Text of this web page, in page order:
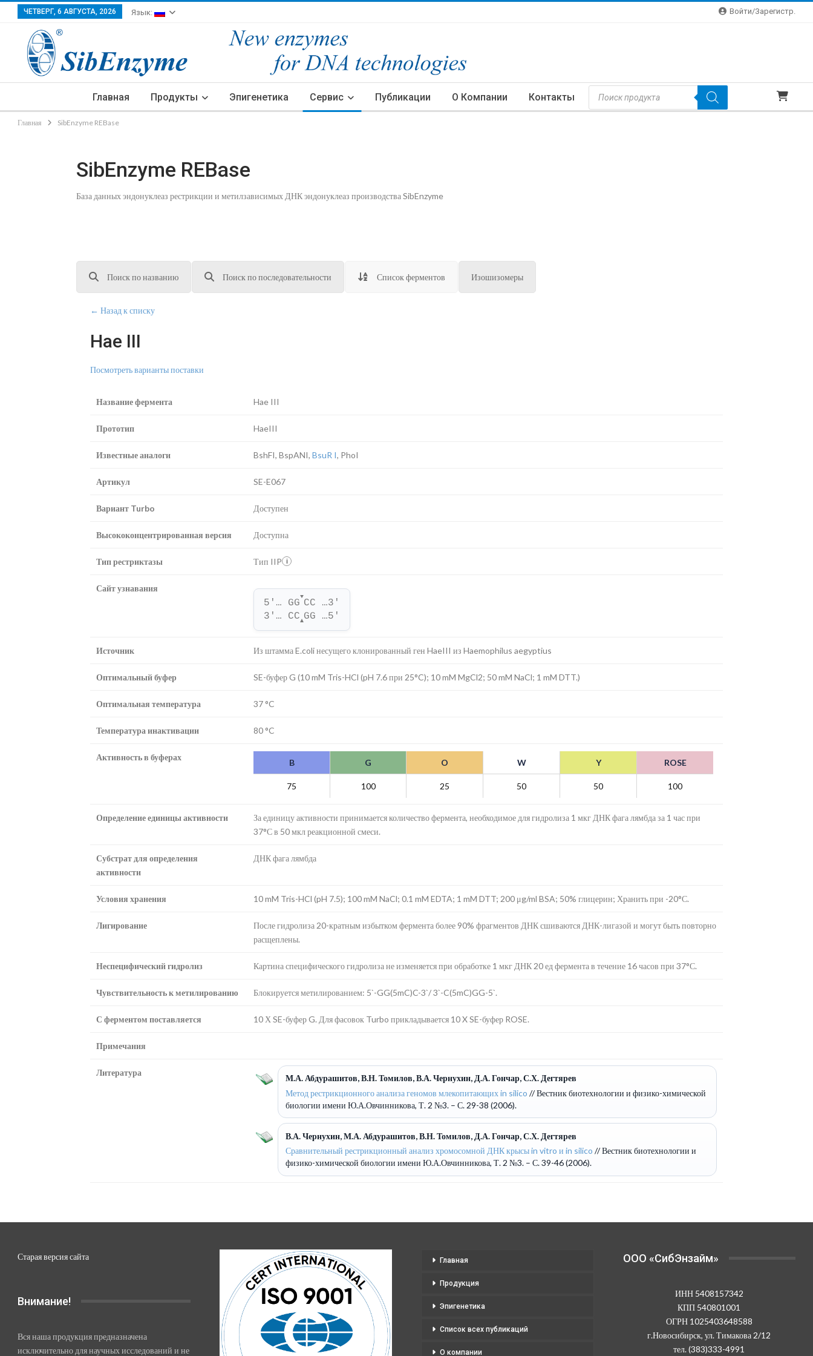
Войти/зарегистр.
ЧЕТВЕРГ, 6 АВГУСТА, 2026 Язык:
Главная Продукты Эпигенетика Сервис Публикации О Компании Контакты
Поиск
Товаров
Главная SibEnzyme REBase
SibEnzyme REBase
База данных эндонуклеаз рестрикции и метилзависимых ДНК эндонуклеаз производства SibEnzyme
Поиск по названию Поиск по последовательности Список ферментов Изошизомеры
← Назад к списку
Hae III
Посмотреть варианты поставки
Название фермента Hae III
Прототип HaeIII
Известные аналоги BshFI, BspANI, BsuR I, PhoI
Артикул SE-E067
Вариант Turbo Доступен
Высококонцентрированная версия Доступна
Тип рестриктазы Тип IIP i
Сайт узнавания
5'… GG
▼
CC …3'
3'… CC▲GG …5'
Источник Из штамма E.coli несущего клонированный ген HaeIII из Haemophilus aegyptius
Оптимальный буфер SE-буфер G (10 mM Tris-HCl (pH 7.6 при 25°C); 10 mM MgCl2; 50 mM NaCl; 1 mM DTT.)
Оптимальная температура 37 °C
Температура инактивации 80 °C
Активность в буферах
B G O W Y ROSE
75 100 25 50 50 100
Определение единицы активности
За единицу активности принимается количество фермента, необходимое для гидролиза 1 мкг ДНК фага лямбда за 1 час при
37°С в 50 мкл реакционной смеси.
Субстрат для определения
активности
ДНК фага лямбда
Условия хранения 10 mM Tris-HCl (pH 7.5); 100 mM NaCl; 0.1 mM EDTA; 1 mM DTT; 200 μg/ml BSA; 50% глицерин; Хранить при -20°С.
Лигирование
После гидролиза 20-кратным избытком фермента более 90% фрагментов ДНК сшиваются ДНК-лигазой и могут быть повторно
расщеплены.
Неспецифический гидролиз Картина специфического гидролиза не изменяется при обработке 1 мкг ДНК 20 ед фермента в течение 16 часов при 37°С.
Чувствительность к метилированию Блокируется метилированием: 5`-GG(5mC)C-3`/ 3`-C(5mC)GG-5`.
С ферментом поставляется 10 Х SE-буфер G. Для фасовок Turbo прикладывается 10 X SE-буфер ROSE.
Примечания
Литература
М.А. Абдурашитов, В.Н. Томилов, В.А. Чернухин, Д.А. Гончар, С.Х. Дегтярев
Метод рестрикционного анализа геномов млекопитающих in silico // Вестник биотехнологии и физико-химической
биологии имени Ю.А.Овчинникова, Т. 2 №3. – С. 29-38 (2006).
В.А. Чернухин, М.А. Абдурашитов, В.Н. Томилов, Д.А. Гончар, С.Х. Дегтярев
Сравнительный рестрикционный анализ хромосомной ДНК крысы in vitro и in silico // Вестник биотехнологии и
физико-химической биологии имени Ю.А.Овчинникова, Т. 2 №3. – С. 39-46 (2006).
Старая версия сайта
Внимание!
Вся наша продукция предназначена
исключительно для научных исследований и не
Главная
Продукция
Эпигенетика
Список всех публикаций
О компании
OOO «СибЭнзайм»
ИНН 5408157342
КПП 540801001
ОГРН 1025403648588
г.Новосибирск, ул. Тимакова 2/12
тел. (383)333-4991